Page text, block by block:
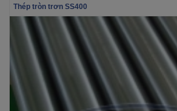
Thép tròn trơn SS400